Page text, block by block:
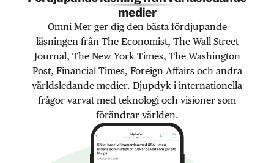
medier
Omni Mer ger dig den bästa fördjupande
läsningen från The Economist, The Wall Street
Journal, The New York Times, The Washington
Post, Financial Times, Foreign Affairs och andra
världsledande medier. Djupdyk i internationella
frågor varvat med teknologi och visioner som
förändrar världen.